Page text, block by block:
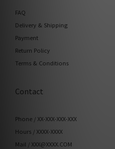
FAQ
Delivery & Shipping
Payment
Return Policy
Terms & Conditions
Contact
Phone / XX-XXX-XXX-XXX
Hours / XXXX-XXXX
Mail / XXX@XXXX.COM